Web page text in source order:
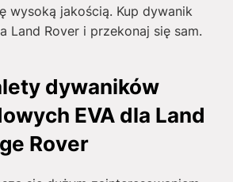
wysoką jakością. Kup dywanik
Land Rover i przekonaj się sam.
dywaników
EVA dla Land
Rover